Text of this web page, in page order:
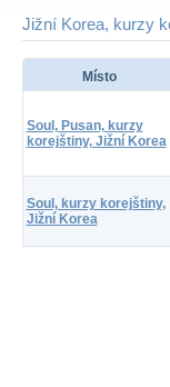
Jižní Korea, kurzy
Místo
Soul, Pusan, kurzy
korejštiny, Jižní Korea
Soul, kurzy korejštiny,
Jižní Korea